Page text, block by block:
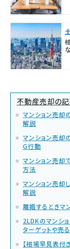
不動産売却の
マンション売却
解説
マンション売却
G行動
マンション売却
方法
マンション売却
解説
離婚するときマ
2LDKのマンシ
ターゲットや売
【相場早見表付